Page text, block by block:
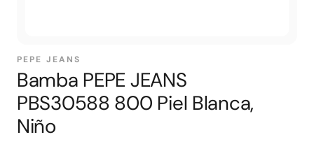
PEPE JEANS
Bamba PEPE JEANS
PBS30588 800 Piel Blanca,
Niño